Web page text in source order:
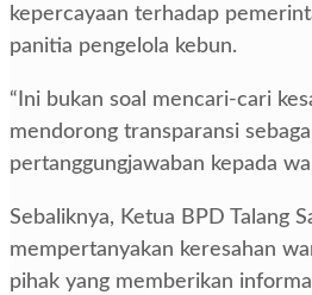
kepercayaan terhadap
panitia pengelola kebun.
“Ini bukan soal mencari-cari
mendorong transparansi
pertanggungjawaban kepada
Sebaliknya, Ketua BPD Talang
mempertanyakan keresahan
pihak yang memberikan